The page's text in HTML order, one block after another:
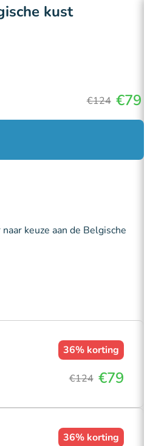
kust
€124 €79
keuze aan de Belgische
36% korting
€124 €79
36% korting